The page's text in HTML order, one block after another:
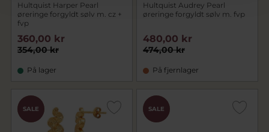
Hultquist Harper Pearl
øreringe forgyldt sølv m. cz +
fvp
354,00 kr
360,00 kr
På lager
Hultquist Audrey Pearl
øreringe forgyldt sølv m. fvp
474,00 kr
480,00 kr
På fjernlager
PRIS
SALE
PRIS
SALE